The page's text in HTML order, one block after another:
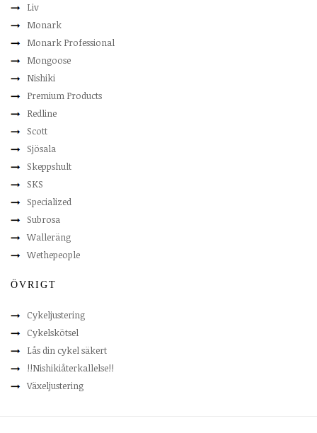
Liv
Monark
Monark Professional
Mongoose
Nishiki
Premium Products
Redline
Scott
Sjösala
Skeppshult
SKS
Specialized
Subrosa
Walleräng
Wethepeople
ÖVRIGT
Cykeljustering
Cykelskötsel
Lås din cykel säkert
!!Nishikiåterkallelse!!
Växeljustering